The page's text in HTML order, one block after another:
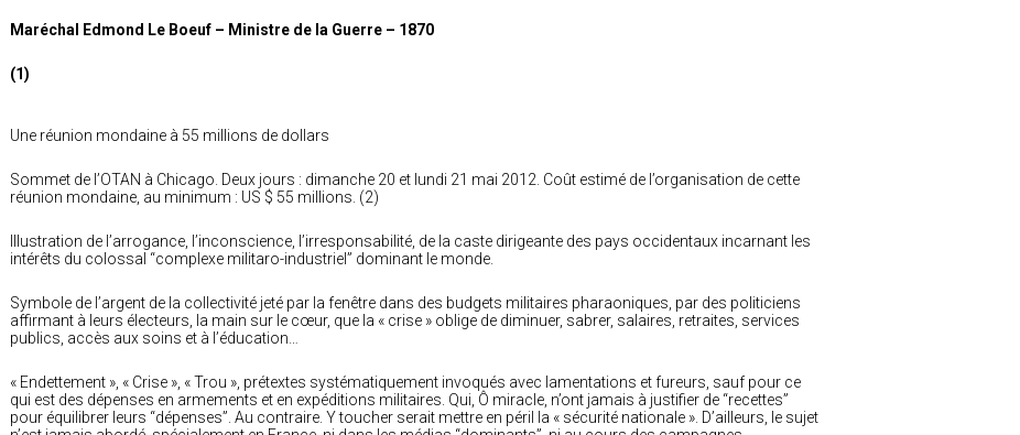
Maréchal Edmond Le Boeuf – Ministre de la Guerre – 1870
(1)
Une réunion mondaine à 55 millions de dollars
Sommet de l’OTAN à Chicago. Deux jours : dimanche 20 et lundi 21 mai 2012. Coût estimé de l’organisation de cette
réunion mondaine, au minimum : US $ 55 millions. (2)
Illustration de l’arrogance, l’inconscience, l’irresponsabilité, de la caste dirigeante des pays occidentaux incarnant les
intérêts du colossal “complexe militaro-­industriel” dominant le monde.
Symbole de l’argent de la collectivité jeté par la fenêtre dans des budgets militaires pharaoniques, par des politiciens
affirmant à leurs électeurs, la main sur le cœur, que la « crise » oblige de diminuer, sabrer, salaires, retraites, services
publics, accès aux soins et à l’éducation…
« Endettement », « Crise », « Trou », prétextes systématiquement invoqués avec lamentations et fureurs, sauf pour ce
qui est des dépenses en armements et en expéditions militaires. Qui, Ô miracle, n’ont jamais à justifier de “recettes”
pour équilibrer leurs “dépenses”. Au contraire. Y toucher serait mettre en péril la « sécurité nationale ». D’ailleurs, le sujet